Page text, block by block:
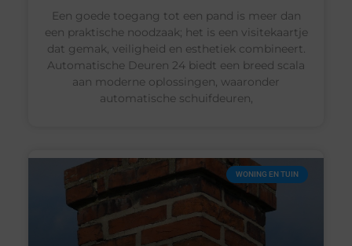
Een goede toegang tot een pand is meer dan
een praktische noodzaak; het is een visitekaartje
dat gemak, veiligheid en esthetiek combineert.
Automatische Deuren 24 biedt een breed scala
aan moderne oplossingen, waaronder
automatische schuifdeuren,
WONING EN TUIN